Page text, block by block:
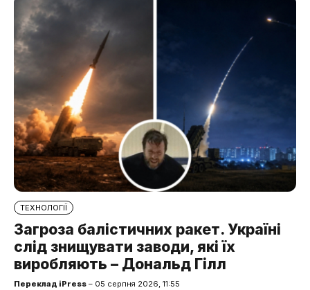
ТЕХНОЛОГІЇ
Загроза балістичних ракет. Україні
слід знищувати заводи, які їх
виробляють – Дональд Гілл
Переклад iPress – 05 серпня 2026, 11:55